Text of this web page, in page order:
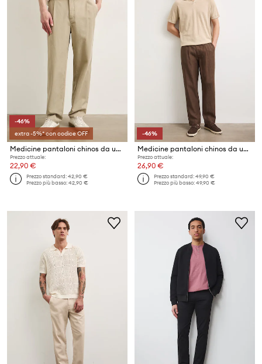
-46%
extra -5%* con codice OFF
Medicine pantaloni chinos da uomo con lyocell
Prezzo attuale:
22,90 €
Prezzo standard:42,90 €
Prezzo più basso:42,90 €
-46%
Medicine pantaloni chinos da uomo in lino
Prezzo attuale:
26,90 €
Prezzo standard:49,90 €
Prezzo più basso:49,90 €